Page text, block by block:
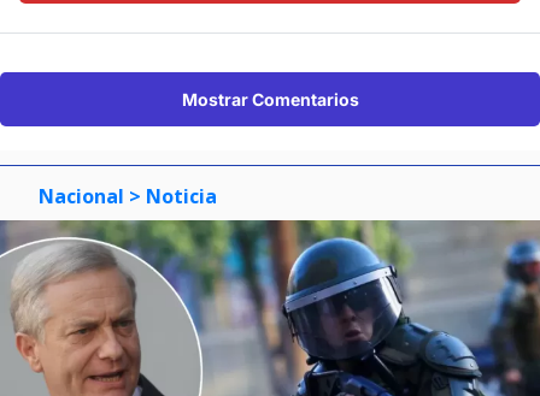
Mostrar Comentarios
Nacional > Noticia